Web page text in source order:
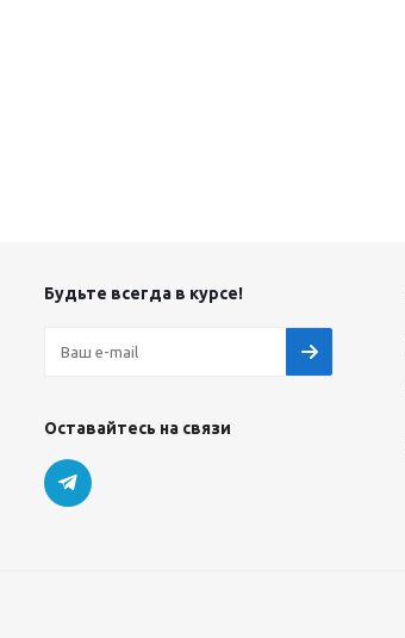
Будьте всегда в курсе!
Оставайтесь на связи